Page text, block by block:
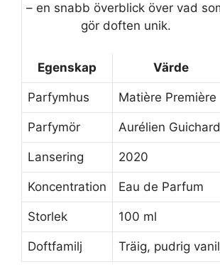
– en snabb överblick över vad
gör doften unik.
Egenskap Värde
Parfymhus Matière Première
Parfymör Aurélien Guichard
Lansering 2020
Koncentration Eau de Parfum
Storlek 100 ml
Doftfamilj Träig, pudrig